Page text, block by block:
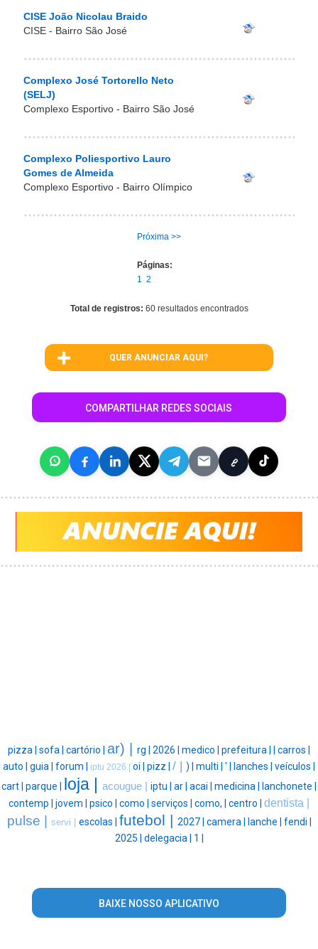
CISE João Nicolau Braido
CISE - Bairro São José
Complexo José Tortorello Neto
(SELJ)
Complexo Esportivo - Bairro São José
Complexo Poliesportivo Lauro
Gomes de Almeida
Complexo Esportivo - Bairro Olímpico
Próxima >>
Páginas:
1
2
Total de registros: 60 resultados encontrados
QUER ANUNCIAR AQUI?
COMPARTILHAR REDES SOCIAIS
pizza | sofa | cartório | ar) | rg | 2026 | medico | prefeitura |
carros |
auto | guia | forum | iptu 2026 | oi | pizz | / | ) | multi | ' | lanches | veículos |
cart | parque | loja | acougue | iptu | ar | acai | medicina |
lanchonete |
contemp | jovem | psico | como | serviços | como, | centro | dentista |
pulse | servi | escolas | futebol | 2027 | camera | lanche | fendi |
2025 | delegacia | 1 |
BAIXE NOSSO APLICATIVO